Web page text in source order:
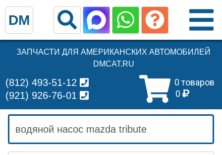
ЗАПЧАСТИ ДЛЯ АМЕРИКАНСКИХ АВТОМОБИЛЕЙ
DMCAT.RU
0 товаров
0
(812) 493-51-12
(921) 926-76-01
DM